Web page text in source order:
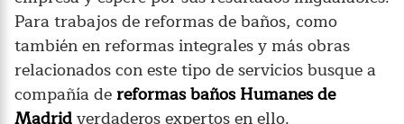
Para trabajos de reformas de baños, como
también en reformas integrales y más obras
relacionados con este tipo de servicios busque a
compañía dereformas baños Humanes de
Madridverdaderos expertos en ello.